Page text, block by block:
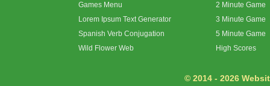
Games Menu
Lorem Ipsum Text Generator
Spanish Verb Conjugation
Wild Flower Web
2 Minute Game
3 Minute Game
5 Minute Game
High Scores
© 2014 - 2026